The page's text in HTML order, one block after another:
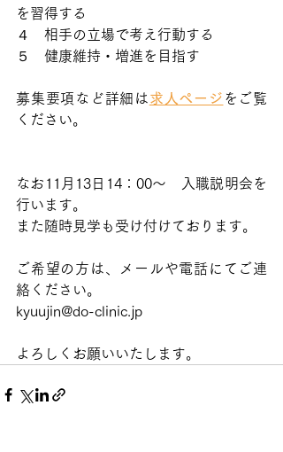
を習得する
４　相手の立場で考え行動する
５　健康維持・増進を目指す
募集要項など詳細は 求人ページ をご覧
ください。
なお11月13日14：00〜　入職説明会を
行います。
また随時見学も受け付けております。
ご希望の方は、メールや電話にてご連
絡ください。
kyuujin@do-clinic.jp
よろしくお願いいたします。